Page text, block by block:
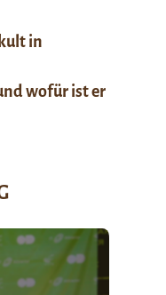
in
wofür ist er